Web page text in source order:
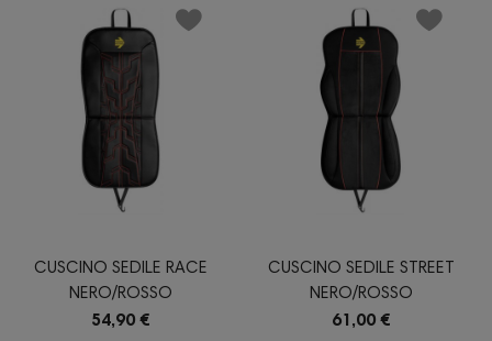
CUSCINO SEDILE RACE
NERO/ROSSO
54,90 €
CUSCINO SEDILE STREET
NERO/ROSSO
61,00 €